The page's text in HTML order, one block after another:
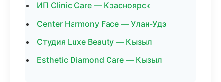
ИП Clinic Care — Красноярск
Center Harmony Face — Улан-Удэ
Студия Luxe Beauty — Кызыл
Esthetic Diamond Care — Кызыл